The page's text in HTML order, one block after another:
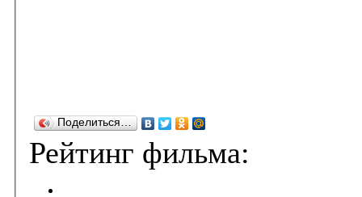
Поделиться…
Рейтинг фильма: